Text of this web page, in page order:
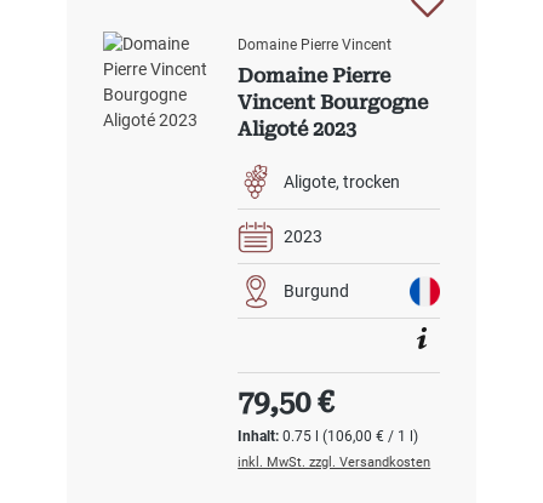
Domaine Pierre Vincent
Domaine Pierre
Vincent Bourgogne
Aligoté 2023
Aligote trocken
2023
Burgund
Inhalt:0.75 l(106,00 € / 1 l)
Regulärer Preis:
79,50 €
inkl. MwSt. zzgl. Versandkosten